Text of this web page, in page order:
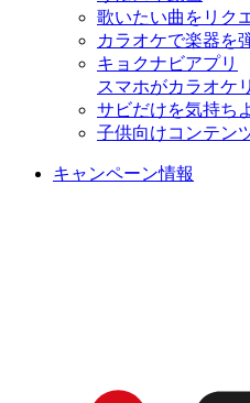
歌いたい曲をリク
カラオケで楽器を
キョクナビアプリ
スマホがカラオケ
サビだけを気持ち
子供向けコンテン
キャンペーン情報